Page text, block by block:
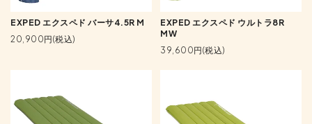
EXPED エクスペド バーサ4.5R M
20,900円(税込)
EXPED エクスペド ウルトラ8R
MW
39,600円(税込)